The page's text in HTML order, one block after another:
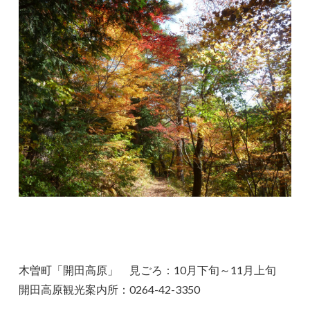
木曽町「開田高原」 見ごろ：10月下旬～11月上旬
開田高原観光案内所：0264-42-3350